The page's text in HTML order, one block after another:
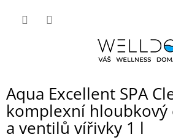
Aqua Excellent SPA
komplexní
a ventilů vířivky 1 l